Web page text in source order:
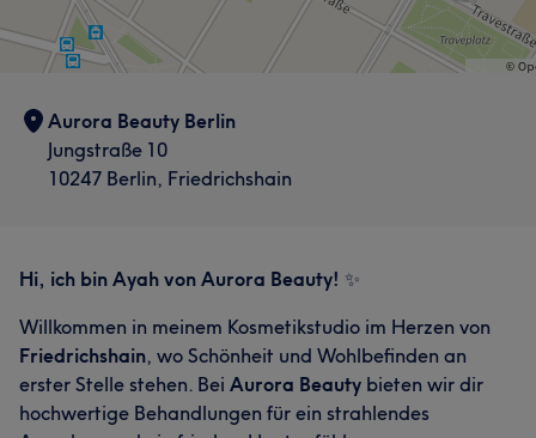
Aurora Beauty Berlin
Jungstraße 10
10247 Berlin, Friedrichshain
Hi, ich bin Ayah von Aurora Beauty! ✨
Willkommen in meinem Kosmetikstudio im Herzen von
Friedrichshain, wo Schönheit und Wohlbefinden an
erster Stelle stehen. Bei Aurora Beauty bieten wir dir
hochwertige Behandlungen für ein strahlendes